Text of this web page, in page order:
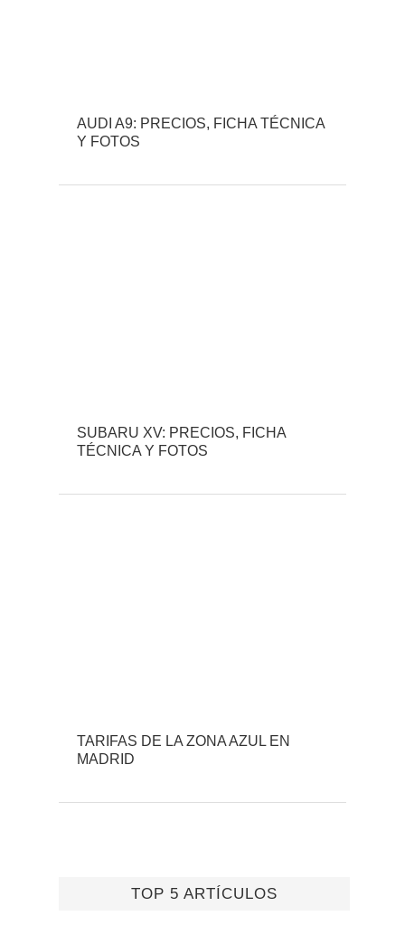
AUDI A9: PRECIOS, FICHA TÉCNICA
Y FOTOS
SUBARU XV: PRECIOS, FICHA
TÉCNICA Y FOTOS
TARIFAS DE LA ZONA AZUL EN
MADRID
TOP 5 ARTÍCULOS